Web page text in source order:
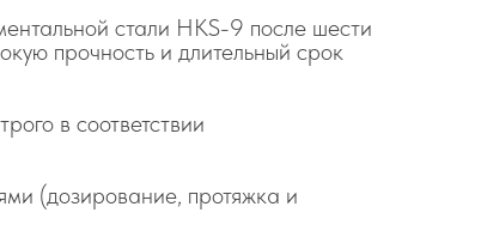
стали HKS-9 после шести
прочность и длительный срок
в соответствии
(дозирование, протяжка и